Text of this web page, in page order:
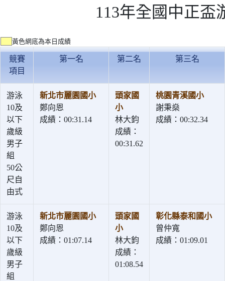
113年全國中正盃
黃色網底為本日成績
競賽
項目
第一名 第二名 第三名
游泳
10及
以下
歲級
男子
組
50公
尺自
由式
新北市麗園國小
鄭向恩
成績：00:31.14
頭家國
小
林大鈞
成績：
00:31.62
桃園青溪國小
謝秉燊
成績：00:32.34
游泳
10及
以下
歲級
男子
組
新北市麗園國小
鄭向恩
成績：01:07.14
頭家國
小
林大鈞
成績：
01:08.54
彰化縣泰和國小
曾仲寬
成績：01:09.01